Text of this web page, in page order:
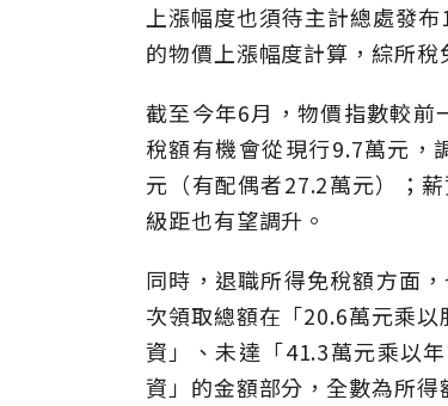
上漲幅度也須待主計總處發
的物價上漲幅度計算，綜所稅
截至今年6月，物價指數較前
稅額有機會從現行9.7萬元，
元（有配偶者27.2萬元）；
級距也有望調升。
同時，退職所得免稅額方面
次領取總額在「20.6萬元乘
資」、未達「41.3萬元乘以
資」的金額部分，全數為所